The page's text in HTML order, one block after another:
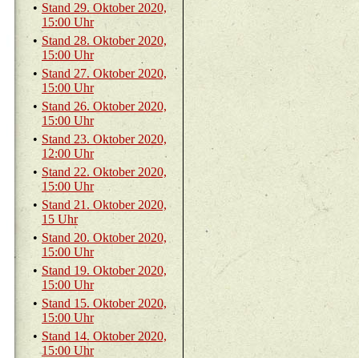
• Stand 29. Ok­to­ber 2020,
15:00 Uhr
• Stand 28. Ok­to­ber 2020,
15:00 Uhr
• Stand 27. Ok­to­ber 2020,
15:00 Uhr
• Stand 26. Ok­to­ber 2020,
15:00 Uhr
• Stand 23. Ok­to­ber 2020,
12:00 Uhr
• Stand 22. Ok­to­ber 2020,
15:00 Uhr
• Stand 21. Ok­to­ber 2020,
15 Uhr
• Stand 20. Ok­to­ber 2020,
15:00 Uhr
• Stand 19. Ok­to­ber 2020,
15:00 Uhr
• Stand 15. Ok­to­ber 2020,
15:00 Uhr
• Stand 14. Ok­to­ber 2020,
15:00 Uhr